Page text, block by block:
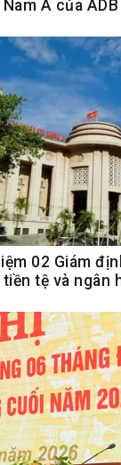
Á của ADB
02 Giám
tệ và ngân